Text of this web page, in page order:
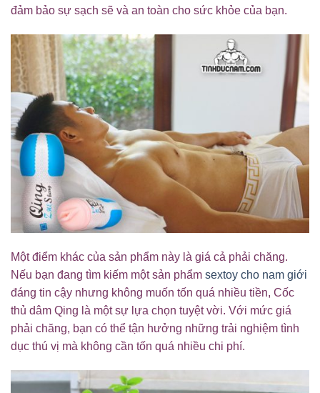
đảm bảo sự sạch sẽ và an toàn cho sức khỏe của bạn.
Một điểm khác của sản phẩm này là giá cả phải chăng.
Nếu bạn đang tìm kiếm một sản phẩm sextoy cho nam giới
đáng tin cậy nhưng không muốn tốn quá nhiều tiền, Cốc
thủ dâm Qing là một sự lựa chọn tuyệt vời. Với mức giá
phải chăng, bạn có thể tận hưởng những trải nghiệm tình
dục thú vị mà không cần tốn quá nhiều chi phí.